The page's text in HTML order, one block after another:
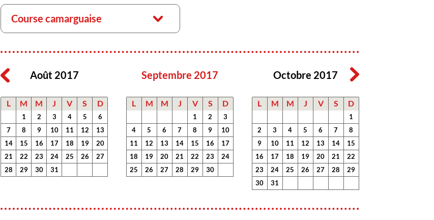
Course camarguaise
Août 2017
L M M J V S D
1 2 3 4 5
6
7
8 9 10 11 12
13
14
15 16 17 18 19
20
21
22 23 24 25 26
27
28
29 30 31
Septembre 2017
L M M J V S D
1 2
3
4
5 6 7 8 9
10
11
12 13 14 15 16
17
18
19 20 21 22 23
24
25
26 27 28 29 30
Octobre 2017
L M M J V S D
1
2
3 4 5 6 7
8
9
10 11 12 13 14
15
16
17 18 19 20 21
22
23
24 25 26 27 28
29
30
31